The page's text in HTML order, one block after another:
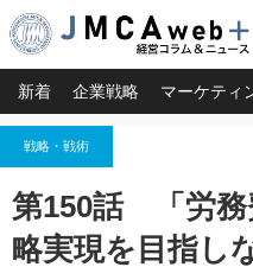
新着 企業戦略 マーケティ
戦略・戦術
第150話 「労
略実現を目指し